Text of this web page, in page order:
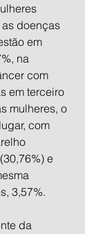
doenças
em
na
com
em terceiro
mulheres, o
com
e
3,57%.
da